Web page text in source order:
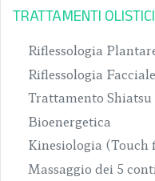
TRATTAMENTI OLISTICI
Riflessologia
Riflessologia
Trattamento Shiatsu
Bioenergetica
Kinesiologia (Touch
Massaggio dei 5